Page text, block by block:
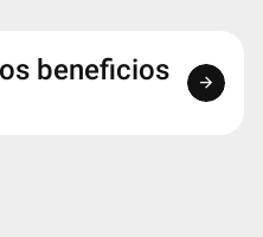
beneficios arrow_forward